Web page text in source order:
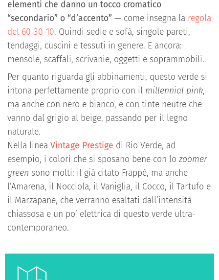
elementi che danno un tocco cromatico
“secondario” o “d’accento” — come insegna la regola
del 60-30-10. Quindi sedie e sofà, singole pareti,
tendaggi, cuscini e tessuti in genere. E ancora:
mensole, scaffali, scrivanie, oggetti e soprammobili.
Per quanto riguarda gli abbinamenti, questo verde si
intona perfettamente proprio con il millennial pink,
ma anche con nero e bianco, e con tinte neutre che
vanno dal grigio al beige, passando per il legno
naturale.
Nella linea Vintage Prestige di Rio Verde, ad
esempio, i colori che si sposano bene con lo zoomer
green sono molti: il già citato Frappè, ma anche
l’Amarena, il Nocciola, il Vaniglia, il Cocco, il Tartufo e
il Marzapane, che verranno esaltati dall’intensità
chiassosa e un po’ elettrica di questo verde ultra-
contemporaneo.